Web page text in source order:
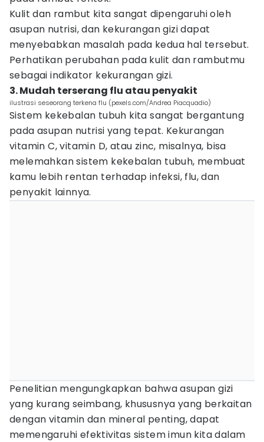
Kulit dan rambut kita sangat dipengaruhi oleh
asupan nutrisi, dan kekurangan gizi dapat
menyebabkan masalah pada kedua hal tersebut.
Perhatikan perubahan pada kulit dan rambutmu
sebagai indikator kekurangan gizi.
3. Mudah terserang flu atau penyakit
ilustrasi seseorang terkena flu (pexels.com/Andrea Piacquadio)
Sistem kekebalan tubuh kita sangat bergantung
pada asupan nutrisi yang tepat. Kekurangan
vitamin C, vitamin D, atau zinc, misalnya, bisa
melemahkan sistem kekebalan tubuh, membuat
kamu lebih rentan terhadap infeksi, flu, dan
penyakit lainnya.
Penelitian mengungkapkan bahwa asupan gizi
yang kurang seimbang, khususnya yang berkaitan
dengan vitamin dan mineral penting, dapat
memengaruhi efektivitas sistem imun kita dalam